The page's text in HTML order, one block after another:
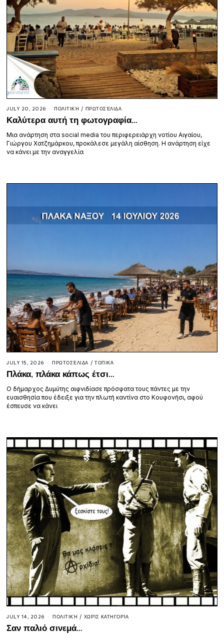
JULY 20, 2026 ΠΟΛΙΤΙΚΉ / ΠΡΩΤΟΣΈΛΙΔΑ
Καλύτερα αυτή τη φωτογραφία…
Μια ανάρτηση στα social media του περιφερειάρχη νοτίου Αιγαίου,
Γιώργου Χατζημάρκου, προκάλεσε μεγάλη αίσθηση. Η ανάρτηση είχε
να κάνει με την αναγγελία
JULY 15, 2026 ΠΡΩΤΟΣΈΛΙΔΑ / ΤΟΠΙΚΆ
Πλάκα, πλάκα κάπως έτσι…
Ο δήμαρχος Δυμύτης αιφνιδίασε πρόσφατα τους πάντες με την
ευαισθησία που έδειξε για την πλωτή καντίνα στο Κουφονήσι, αφού
έσπευσε να κάνει
JULY 14, 2026 ΠΟΛΙΤΙΚΉ / ΧΩΡΊΣ ΚΑΤΗΓΟΡΊΑ
Σαν παλιό σινεμά…